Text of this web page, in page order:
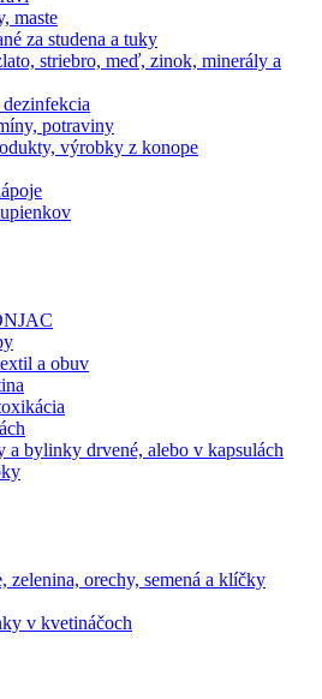
maste
za studena a tuky
striebro, meď, zinok, minerály a
potraviny
výrobky z konope
a obuv
a bylinky drvené, alebo v kapsulách
zelenina, orechy, semená a klíčky
v kvetináčoch